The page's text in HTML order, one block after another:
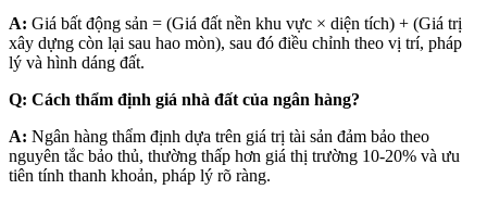
A: Giá bất động sản = (Giá đất nền khu vực × diện tích) + (Giá trị
xây dựng còn lại sau hao mòn), sau đó điều chỉnh theo vị trí, pháp
lý và hình dáng đất.
Q: Cách thẩm định giá nhà đất của ngân hàng?
A: Ngân hàng thẩm định dựa trên giá trị tài sản đảm bảo theo
nguyên tắc bảo thủ, thường thấp hơn giá thị trường 10-20% và ưu
tiên tính thanh khoản, pháp lý rõ ràng.